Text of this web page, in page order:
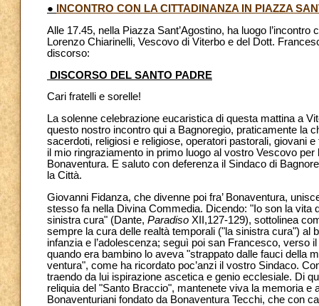
●
INCONTRO CON LA CITTADINANZA IN PIAZZA
Alle 17.45, nella Piazza Sant’Agostino, ha luogo
Lorenzo Chiarinelli, Vescovo di Viterbo e del Dott.
discorso:
DISCORSO DEL SANTO PADRE
Cari fratelli e sorelle!
La solenne celebrazione eucaristica di questa mattina a
questo nostro incontro qui a Bagnoregio, praticamente la
sacerdoti, religiosi e religiose, operatori pastorali, giovani
il mio ringraziamento in primo luogo al vostro Vescovo per
Bonaventura. E saluto con deferenza il Sindaco di
la Città.
Giovanni Fidanza, che divenne poi fra’ Bonaventura,
stesso fa nella Divina Commedia. Dicendo: "Io son la vita
sinistra cura" (Dante, Paradiso XII,127-129), sottolinea
sempre la cura delle realtà temporali ("la sinistra cura") al
infanzia e l’adolescenza; seguì poi san Francesco, verso
quando era bambino lo aveva "strappato dalle fauci della
ventura", come ha ricordato poc’anzi il vostro Sindaco.
traendo da lui ispirazione ascetica e genio ecclesiale. Di
reliquia del "Santo Braccio", mantenete viva la memoria
Bonaventuriani fondato da Bonaventura Tecchi, che con